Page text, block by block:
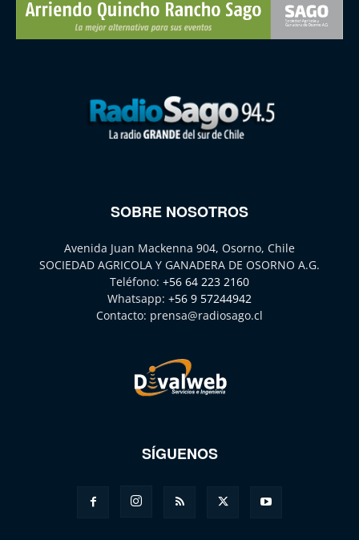
SOBRE NOSOTROS
Avenida Juan Mackenna 904, Osorno, Chile
SOCIEDAD AGRICOLA Y GANADERA DE OSORNO A.G.
Teléfono: +56 64 223 2160
Whatsapp: +56 9 57244942
Contacto: prensa@radiosago.cl
SÍGUENOS